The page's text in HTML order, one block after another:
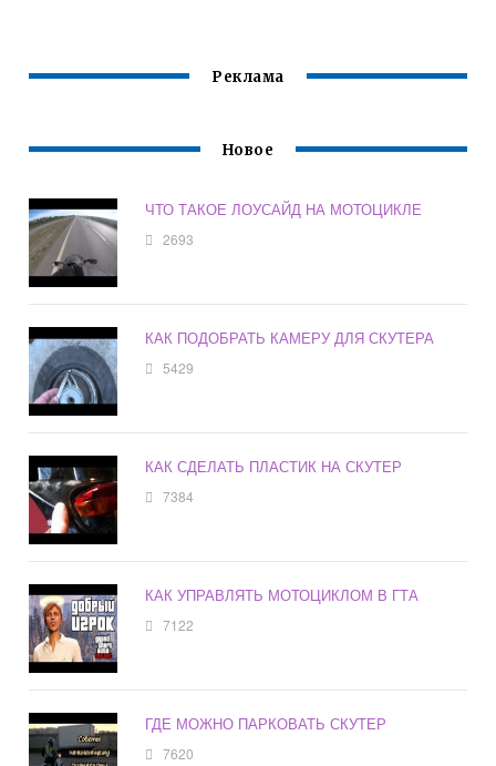
Реклама
Новое
ЧТО ТАКОЕ ЛОУСАЙД НА МОТОЦИКЛЕ
2693
КАК ПОДОБРАТЬ КАМЕРУ ДЛЯ СКУТЕРА
5429
КАК СДЕЛАТЬ ПЛАСТИК НА СКУТЕР
7384
КАК УПРАВЛЯТЬ МОТОЦИКЛОМ В ГТА
7122
ГДЕ МОЖНО ПАРКОВАТЬ СКУТЕР
7620